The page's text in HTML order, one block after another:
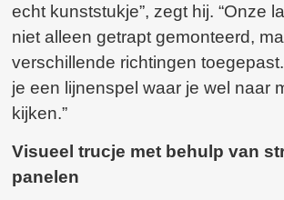
echt kunststukje”, zegt hij. “Onze
niet alleen getrapt gemonteerd,
verschillende richtingen
je een lijnenspel waar je wel naar
kijken.”
Visueel trucje met behulp van
panelen